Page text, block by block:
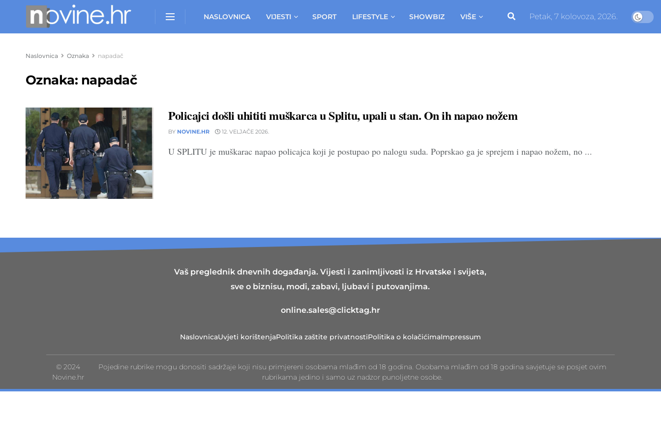
NASLOVNICA VIJESTI SPORT LIFESTYLE SHOWBIZ VIŠE Petak, 7 kolovoza, 2026.
Naslovnica Oznaka napadač
Oznaka: napadač
Policajci došli uhititi muškarca u Splitu, upali u stan. On ih napao nožem
BY NOVINE.HR 12. VELJAČE 2026.
U SPLITU je muškarac napao policajca koji je postupao po nalogu suda. Poprskao ga je sprejem i napao nožem, no ...
Vaš preglednik dnevnih događanja. Vijesti i zanimljivosti iz Hrvatske i svijeta,
sve o biznisu, modi, zabavi, ljubavi i putovanjima.
online.sales@clicktag.hr
NaslovnicaUvjeti korištenjaPolitika zaštite privatnostiPolitika o kolačićimaImpressum
© 2024
Novine.hr
Pojedine rubrike mogu donositi sadržaje koji nisu primjereni osobama mlađim od 18 godina. Osobama mlađim od 18 godina savjetuje se posjet ovim
rubrikama jedino i samo uz nadzor punoljetne osobe.